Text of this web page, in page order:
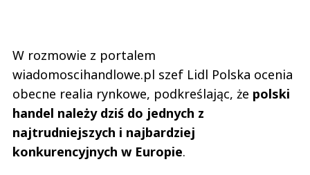
W rozmowie z portalem
wiadomoscihandlowe.pl szef Lidl Polska ocenia
obecne realia rynkowe, podkreślając, że polski
handel należy dziś do jednych z
najtrudniejszych i najbardziej
konkurencyjnych w Europie.